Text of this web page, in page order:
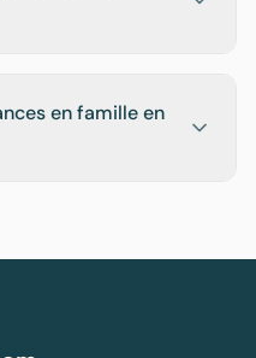
en famille en